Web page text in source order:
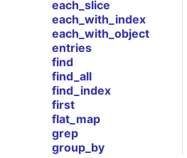
each_slice
each_with_index
each_with_object
entries
find
find_all
find_index
first
flat_map
grep
group_by